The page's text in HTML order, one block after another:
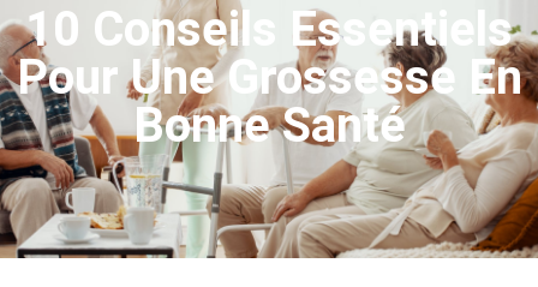
10 Conseils Essentiels
Pour Une Grossesse En
Bonne Santé